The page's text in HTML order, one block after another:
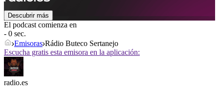
Descubrir más
El podcast comienza en
- 0 sec.
Emisoras Rádio Buteco Sertanejo
Escucha gratis esta emisora en la aplicación:
radio.es